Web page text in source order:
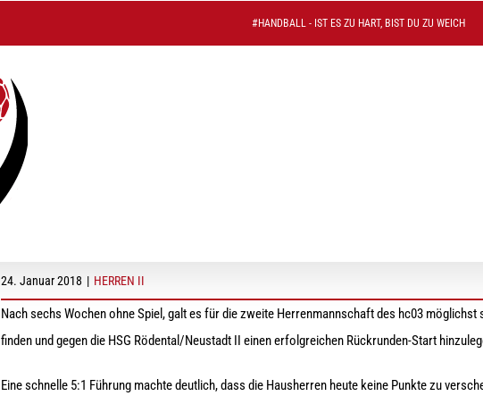
#HANDBALL - IST ES ZU HART, BIST DU ZU WEICH
24. Januar 2018 | HERREN II
Nach sechs Wochen ohne Spiel, galt es für die zweite Herrenmannschaft des hc03
finden und gegen die HSG Rödental/Neustadt II einen erfolgreichen Rückrunden-Start
Eine schnelle 5:1 Führung machte deutlich, dass die Hausherren heute keine Punkte zu